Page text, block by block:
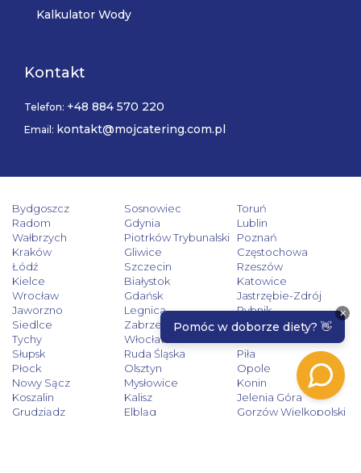
Kalkulator Wody
Kontakt
Telefon: +48 884 570 220
Email: kontakt@mojcatering.com.pl
Bydgoszcz Sosnowiec
Toruń
Radom
Gdynia
Lublin
Wałbrzych
Piotrków Trybunalski
Poznań
Kraków
Gliwice
Częstochowa
Łódź
Szczecin
Rzeszów
Kielce
Białystok
Katowice
Wrocław
Gdańsk
Jastrzębie-Zdrój
Jaworzno
Legnica
Rybnik
Siedlce
Zabrze
Zielona Góra
Tychy
Włocławek
Słupsk
Ruda Śląska
Piła
Płock
Olsztyn
Opole
Nowy Sącz
Mysłowice
Konin
Koszalin
Kalisz
Jelenia Góra
Grudziądz
Elbląg
Gorzów Wielkopolski